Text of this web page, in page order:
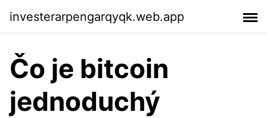
investerarpengarqyqk.web.app
Čo je bitcoin
jednoduchý